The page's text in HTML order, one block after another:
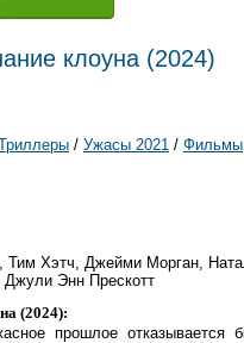
клоуна (2024)
/ Ужасы 2021 / Фильмы
Хэтч, Джейми Морган,
Энн Прескотт
(2024):
прошлое отказывается